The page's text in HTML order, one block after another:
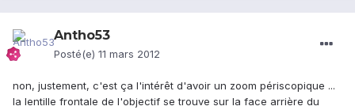
Antho53
Posté(e) 11 mars 2012
non, justement, c'est ça l'intérêt d'avoir un zoom périscopique ...
la lentille frontale de l'objectif se trouve sur la face arrière du